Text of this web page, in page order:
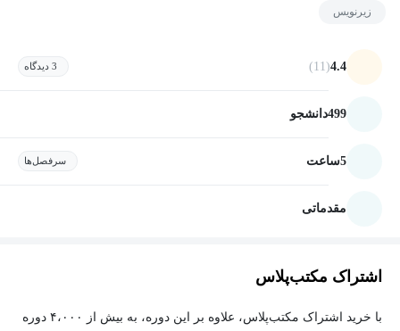
زیرنویس
4.4
(11) 3 دیدگاه
499دانشجو
5ساعت سرفصل‌ها
مقدماتی
اشتراک مکتب‌پلاس
با خرید اشتراک مکتب‌پلاس، علاوه بر این دوره، به بیش از ۴،۰۰۰ دوره